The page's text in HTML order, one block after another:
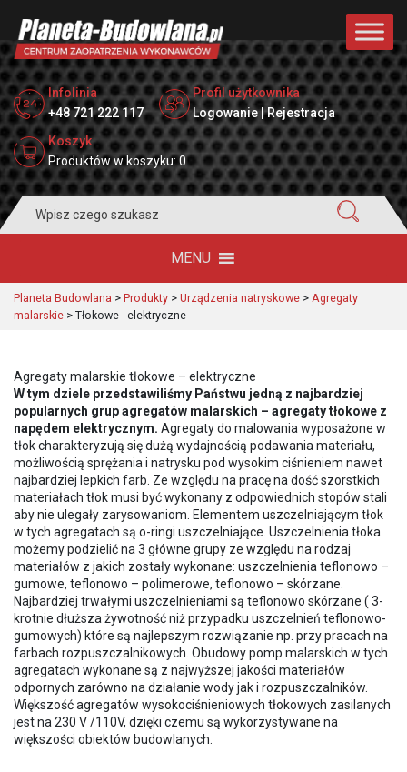
Infolinia
+48 721 222 117
Profil użytkownika
Logowanie | Rejestracja
Koszyk
Produktów w koszyku: 0
for:
MENU
Planeta Budowlana > Produkty > Urządzenia natryskowe > Agregaty
malarskie > Tłokowe - elektryczne
Agregaty malarskie tłokowe – elektryczne
W tym dziele przedstawiliśmy Państwu jedną z najbardziej
popularnych grup agregatów malarskich – agregaty tłokowe z
napędem elektrycznym. Agregaty do malowania wyposażone w
tłok charakteryzują się dużą wydajnością podawania materiału,
możliwością sprężania i natrysku pod wysokim ciśnieniem nawet
najbardziej lepkich farb. Ze względu na pracę na dość szorstkich
materiałach tłok musi być wykonany z odpowiednich stopów stali
aby nie ulegały zarysowaniom. Elementem uszczelniającym tłok
w tych agregatach są o-ringi uszczelniające. Uszczelnienia tłoka
możemy podzielić na 3 główne grupy ze względu na rodzaj
materiałów z jakich zostały wykonane: uszczelnienia teflonowo –
gumowe, teflonowo – polimerowe, teflonowo – skórzane.
Najbardziej trwałymi uszczelnieniami są teflonowo skórzane ( 3-
krotnie dłuższa żywotność niż przypadku uszczelnień teflonowo-
gumowych) które są najlepszym rozwiązanie np. przy pracach na
farbach rozpuszczalnikowych. Obudowy pomp malarskich w tych
agregatach wykonane są z najwyższej jakości materiałów
odpornych zarówno na działanie wody jak i rozpuszczalników.
Większość agregatów wysokociśnieniowych tłokowych zasilanych
jest na 230 V /110V, dzięki czemu są wykorzystywane na
większości obiektów budowlanych.